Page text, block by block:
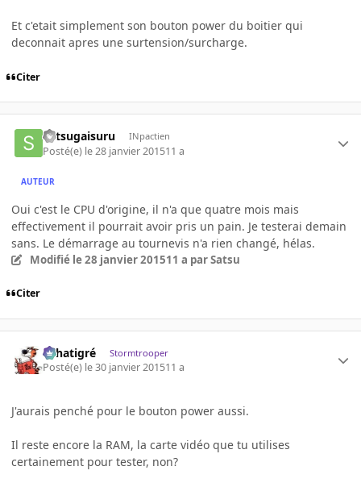
Et c'etait simplement son bouton power du boitier qui
deconnait apres une surtension/surcharge.
Citer
Satsugaisuru INpactien
Posté(e) le 28 janvier 201511 a
AUTEUR
Oui c'est le CPU d'origine, il n'a que quatre mois mais
effectivement il pourrait avoir pris un pain. Je testerai demain
sans. Le démarrage au tournevis n'a rien changé, hélas.
Modifié le 28 janvier 201511 a par Satsu
Citer
r.chatigré Stormtrooper
Posté(e) le 30 janvier 201511 a
J'aurais penché pour le bouton power aussi.
Il reste encore la RAM, la carte vidéo que tu utilises
certainement pour tester, non?